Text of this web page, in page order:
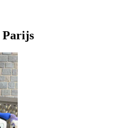
Parijs